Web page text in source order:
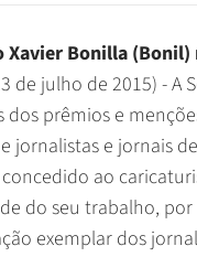
Bonilla (Bonil)
de comunicação para os quais trabalham. Na edição anterior desse concurso, a SIP lhe concedeu um Prêmio Especial na categoria “Caricatura”. Os prêmios consistem de dois mil dólares em dinheiro, além de placas e diplomas. “A busca da excelência é também uma forma de defender a liberdade de imprensa e de expressão. Este ano, concedemos o Grande Prêmio SIP a Bonil, que se destacou tanto por sua obra quanto pelo seu compromisso com a liberdade de imprensa”, disse Gustavo Mohme, La República, Peru, presidente da SIP. As categorias e nomes dos candidatos que ganharam prêmios e menções de honra são apresentados abaixo: 1. Prêmio na Categoria “Relações Interamericanas Pedro Joaquín Chamorro” (Patrocínio do La Prensa, Manágua, Nicarágua). Carlos Eduardo Huertas, CONNECTAS CE; Juan Camilo Maldonado, Vice; David Bustos y Edilma Prada Céspedes, Agenda Propia (Colombia); Cristian Ascencio Ojeda, Tamara Miranda Varela, Rodrigo Selles Ferrés, Edgard Cross Buchanan, Brice Le Borgne, Miguel Coaquira, Macarena Sánchez, El Mercurio de Antofagasta (Chile); Dánae Rivadeneyra, Utero.Pe (Perú): El nuevo éxodo latino. A série de reportagens sobre a problemática do novo fenômeno migratório colombiano, na fronteira com o Chile, é uma investigação sólida e de múltiplos ângulos que mostra as possibilidades da colaboração entre meios de diferentes países. É um recurso extremamente útil para entender por que milhares de colombianos abandonam seu país, a proliferação das máfias, e o tráfico de pessoas na fronteira entre Peru e Chile. Destaca-se a integração na matéria final de cada um dos trabalhos feitos pelos diferentes jornalistas. A comissão julgadora decidiu também conceder uma menção de honra à matéria de Nelson A. Ricardo Matta Colorado, do El Colombiano, Colômbia, La caravana del papel periódico a Venezuela. O trabalho, sobre a grave falta de papel jornal na Venezuela, que é utilizada pelo governo como recurso para exercer pressão sobre a mídia, traz à discussão um tema crucial que afeta a liberdade de imprensa. O autor, que acompanhou a caravana desde Cartagena até Caracas, colocando em risco sua vida, produziu uma matéria interessante, clara e que prende a atenção do leitor. 2. Prêmio na Categoria “Direitos Humanos e Serviço à Comunidade” (Patrocínio do Panamá-América, Cidade do